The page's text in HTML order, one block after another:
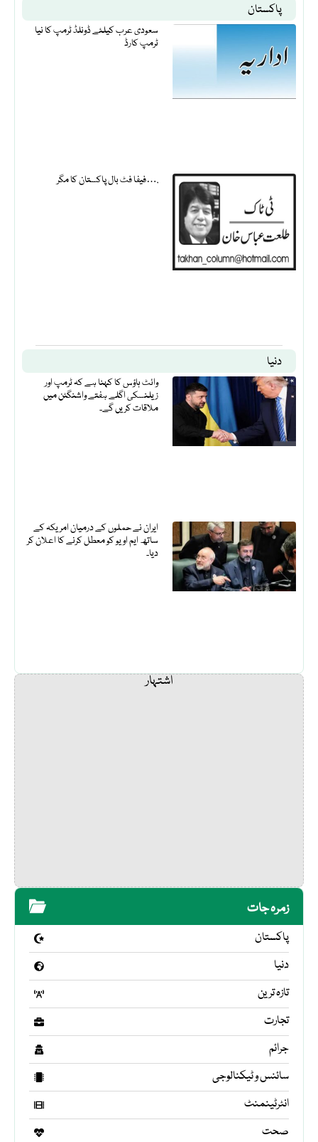
پاکستان
سعودی عرب کیلئے ڈونلڈ ٹرمپ کا نیا
ٹرمپ کارڈ
فیفا فٹ بال پاکستان کا مگر….
دنیا
وائٹ ہاؤس کا کہنا ہے کہ ٹرمپ اور
زیلنسکی اگلے ہفتے واشنگٹن میں
ملاقات کریں گے۔
ایران نے حملوں کے درمیان امریکہ کے
ساتھ ایم او یو کو معطل کرنے کا اعلان کر
دیا۔
اشتہار
زمرہ جات
پاکستان
دنیا
تازہ ترین
تجارت
جرائم
سائنس و ٹیکنالوجی
انٹرٹینمنٹ
صحت